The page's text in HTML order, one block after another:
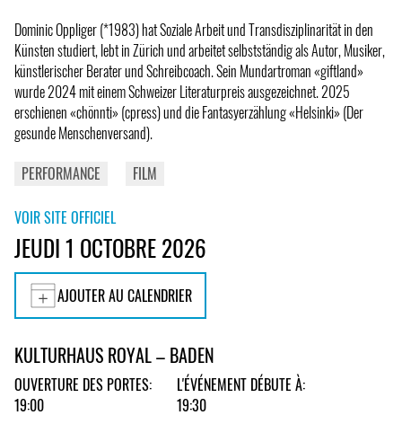
Dominic Oppliger (*1983) hat Soziale Arbeit und Transdisziplinarität in den
Künsten studiert, lebt in Zürich und arbeitet selbstständig als Autor, Musiker,
künstlerischer Berater und Schreibcoach. Sein Mundartroman «giftland»
wurde 2024 mit einem Schweizer Literaturpreis ausgezeichnet. 2025
erschienen «chönnti» (cpress) und die Fantasyerzählung «Helsinki» (Der
gesunde Menschenversand).
PERFORMANCE
FILM
VOIR SITE OFFICIEL
JEUDI 1 OCTOBRE 2026
AJOUTER AU CALENDRIER
KULTURHAUS ROYAL – BADEN
OUVERTURE DES PORTES:
19:00
L'ÉVÉNEMENT DÉBUTE À:
19:30